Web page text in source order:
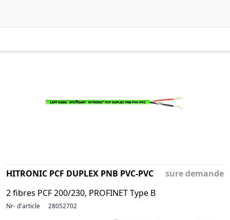
HITRONIC PCF DUPLEX PNB PVC-PVC
2 fibres PCF 200/230, PROFINET Type B
sure demande
Nr- d'article 28052702